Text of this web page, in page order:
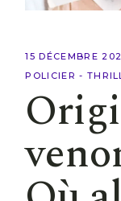
15 DÉCEMBRE
POLICIER -